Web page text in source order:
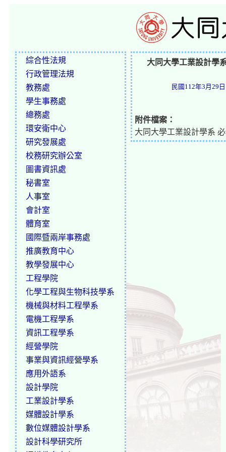
綜合性法規
行政管理法規
教務處
學生事務處
總務處
環安衛中心
研究發展處
校務研究辦公室
圖書資訊處
秘書室
人事室
會計室
體育室
國際暨兩岸事務處
推廣教育中心
教學發展中心
工程學院
化學工程與生物科技學系
機械與材料工程學系
電機工程學系
資訊工程學系
經營學院
事業與資訊經營學系
應用外語系
設計學院
工業設計學系
媒體設計學系
數位媒體設計學系
設計科學研究所
大同大學工業設計學
民國112年3月29
附件檔案：
大同大學工業設計學系